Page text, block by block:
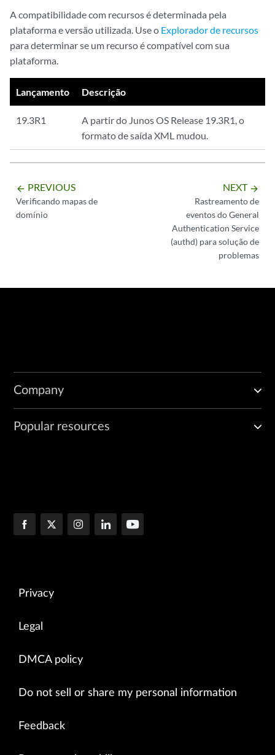
...
        <aaa-test-status>Test complete. Exiting</aaa-test-status>
    </aaa-test-result>
    <cli>
A compatibilidade com recursos é determinada pela
plataforma e versão utilizada. Use o Explorador de recursos
para determinar se um recurso é compatível com sua
plataforma.
Lançamento Descrição
19.3R1
A partir do Junos OS Release 19.3R1, o
formato de saída XML mudou.
arrow_backward PREVIOUS
Verificando mapas de
domínio
NEXT arrow_forward
Rastreamento de
eventos do General
Authentication Service
(authd) para solução de
problemas
Company
Popular resources
Privacy
Legal
DMCA policy
Do not sell or share my personal information
Feedback